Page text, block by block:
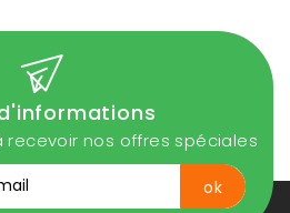
recevoir nos offres spéciales